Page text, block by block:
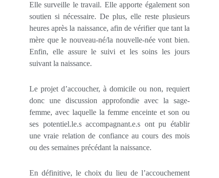
Elle surveille le travail. Elle apporte également son
soutien si nécessaire. De plus, elle reste plusieurs
heures après la naissance, afin de vérifier que tant la
mère que le nouveau-né/la nouvelle-née vont bien.
Enfin, elle assure le suivi et les soins les jours
suivant la naissance.
Le projet d’accoucher, à domicile ou non, requiert
donc une discussion approfondie avec la sage-
femme, avec laquelle la femme enceinte et son ou
ses potentiel.le.s accompagnant.e.s ont pu établir
une vraie relation de confiance au cours des mois
ou des semaines précédant la naissance.
En définitive, le choix du lieu de l’accouchement